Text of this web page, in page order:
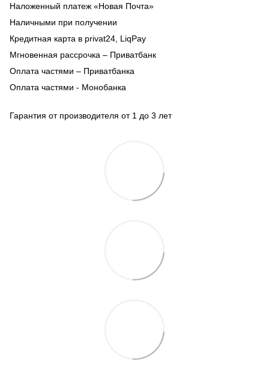
Наложенный платеж «Новая Почта»
Наличными при получении
Кредитная карта в privat24, LiqPay
Мгновенная рассрочка – Приватбанк
Оплата частями – Приватбанка
Оплата частями - Монобанка
Гарантия от производителя от 1 до 3 лет